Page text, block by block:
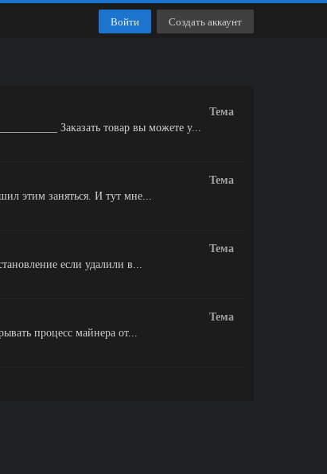
Тема
Заказать товар вы можете у...
Тема
этим заняться. И тут мне...
Тема
если удалили в...
Тема
процесс майнера от...
Войти Создать аккаунт